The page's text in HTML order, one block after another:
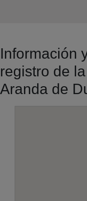
Información
registro de
Aranda de